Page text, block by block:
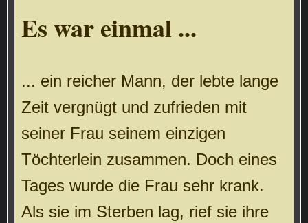
Es war einmal ...
... ein reicher Mann, der lebte lange
Zeit vergnügt und zufrieden mit
seiner Frau seinem einzigen
Töchterlein zusammen. Doch eines
Tages wurde die Frau sehr krank.
Als sie im Sterben lag, rief sie ihre